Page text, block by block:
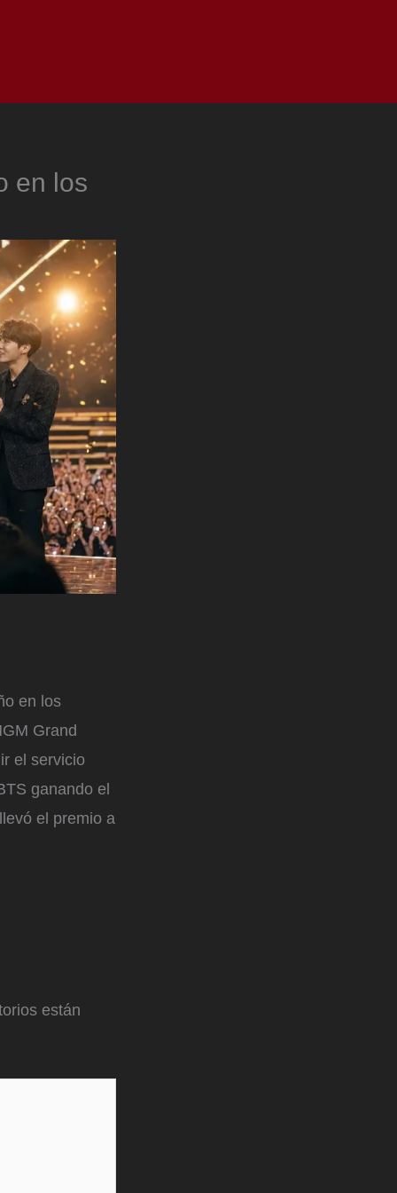
en los
en los
Grand
el servicio
ganando el
el premio a
están